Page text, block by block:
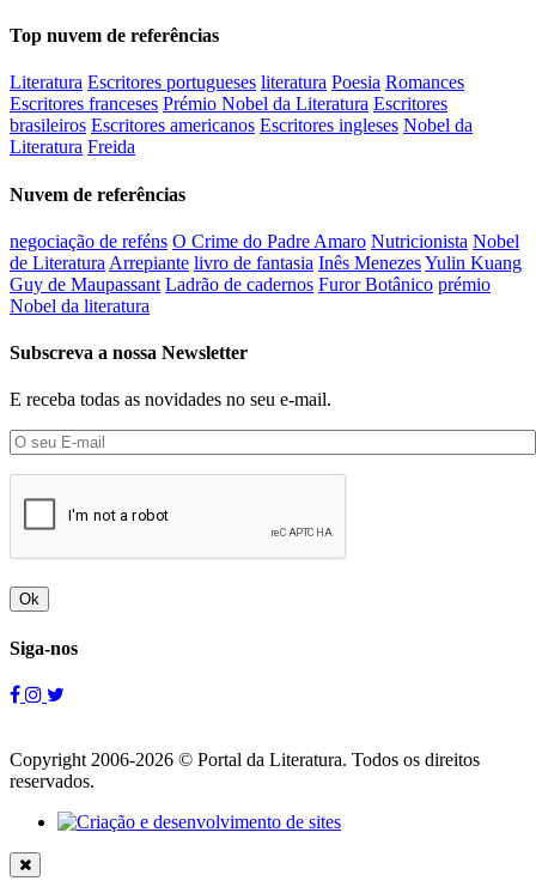
Top nuvem de referências
Literatura Escritores portugueses literatura Poesia Romances
Escritores franceses Prémio Nobel da Literatura Escritores
brasileiros Escritores americanos Escritores ingleses Nobel da
Literatura Freida
Nuvem de referências
negociação de reféns O Crime do Padre Amaro Nutricionista Nobel
de Literatura Arrepiante livro de fantasia Inês MenezesYulin Kuang
Guy de Maupassant Ladrão de cadernos Furor Botânico prémio
Nobel da literatura
Subscreva a nossa Newsletter
E receba todas as novidades no seu e-mail.
Ok
Siga-nos
Copyright 2006-2026 © Portal da Literatura. Todos os direitos
reservados.